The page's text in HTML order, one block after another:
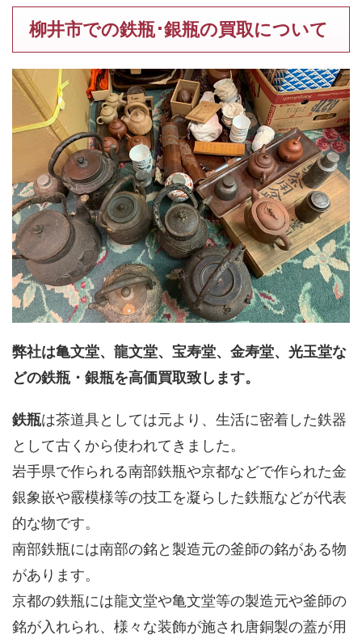
柳井市での鉄瓶･銀瓶の買取について
弊社は亀文堂、龍文堂、宝寿堂、金寿堂、光玉堂な
どの鉄瓶・銀瓶を高価買取致します。
鉄瓶は茶道具としては元より、生活に密着した鉄器
として古くから使われてきました。
岩手県で作られる南部鉄瓶や京都などで作られた金
銀象嵌や霰模様等の技工を凝らした鉄瓶などが代表
的な物です。
南部鉄瓶には南部の銘と製造元の釜師の銘がある物
があります。
京都の鉄瓶には龍文堂や亀文堂等の製造元や釜師の
銘が入れられ、様々な装飾が施され唐銅製の蓋が用